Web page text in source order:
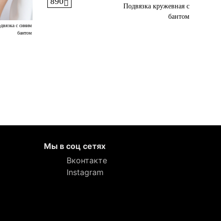
с синим
бантом
Подвязка кружевная с
бантом
Мы в соц сетях
Вконтакте
Instagram